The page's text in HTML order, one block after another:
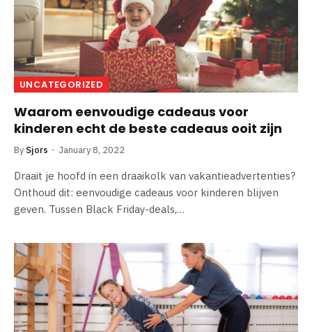
UNCATEGORIZED
Waarom eenvoudige cadeaus voor
kinderen echt de beste cadeaus ooit zijn
By Sjors January 8, 2022
Draait je hoofd in een draaikolk van vakantieadvertenties?
Onthoud dit: eenvoudige cadeaus voor kinderen blijven
geven. Tussen Black Friday-deals,…